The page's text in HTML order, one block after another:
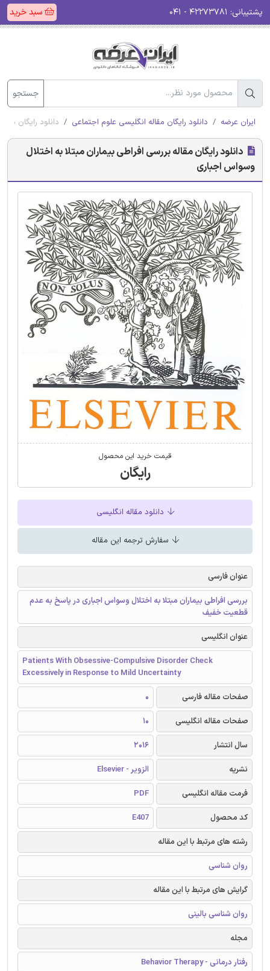
پشتیبانی: سبد خرید
جستجو
ایران عرضه دانلود رایگان مقاله انگلیسی علوم اجتماعی دانلود رایگان
دانلود رایگان مقاله بررسی افراطی بیماران مبتلا به اختلال
وسواس اجباری
قیمت خرید این محصول
رایگان
دانلود مقاله انگلیسی
سفارش ترجمه این مقاله
عنوان فارسی
بررسی افراطی بیماران مبتلا به اختلال وسواس اجباری در پاسخ به عدم
قطعیت خفیف
عنوان انگلیسی
Patients With Obsessive-Compulsive Disorder Check
Excessively in Response to Mild Uncertainty
صفحات مقاله فارسی
0
صفحات مقاله انگلیسی
10
سال انتشار
2016
نشریه
الزویر - Elsevier
فرمت مقاله انگلیسی
PDF
کد محصول
E407
رشته های مرتبط با این مقاله
روان شناسی
گرایش های مرتبط با این مقاله
روان شناسی بالینی
مجله
رفتار درمانی - Behavior Therapy